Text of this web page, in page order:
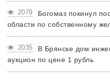
2079
Богомаз покинул
области по собственному
2035
В Брянске дом
аукцион по цене 1 рубль